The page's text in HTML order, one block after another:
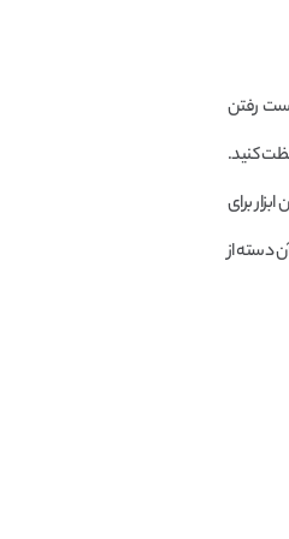
رفتن
کنید.
برای
دسته از